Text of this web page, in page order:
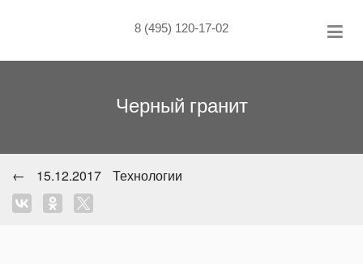
8 (495) 120-17-02
Черный гранит
← 15.12.2017 Технологии